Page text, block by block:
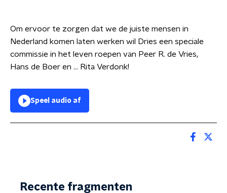
Om ervoor te zorgen dat we de juiste mensen in
Nederland komen laten werken wil Dries een speciale
commissie in het leven roepen van Peer R. de Vries,
Hans de Boer en … Rita Verdonk!
Speel audio af
Recente fragmenten